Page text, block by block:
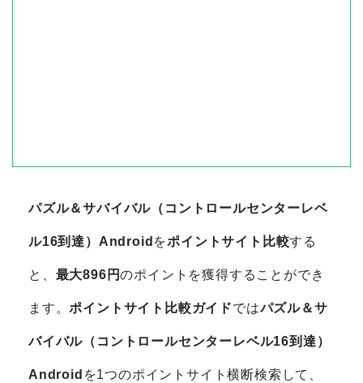
パズル＆サバイバル（コントロールセンターレベ
ル16到達）Android をポイントサイト比較する
と、 最大896円のポイントを獲得することができ
ます。ポイントサイト比較ガイドではパズル＆サ
バイバル（コントロールセンターレベル16到達）
Android を1つのポイントサイト横断検索して、